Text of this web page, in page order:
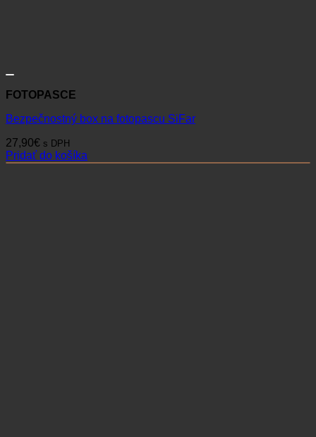
FOTOPASCE
Bezpečnostný box na fotopascu SiFar
27,90€ s DPH
Pridať do košíka